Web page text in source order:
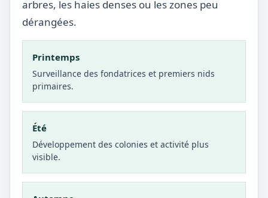
arbres, les haies denses ou les zones peu
dérangées.
Printemps
Surveillance des fondatrices et premiers nids
primaires.
Été
Développement des colonies et activité plus
visible.